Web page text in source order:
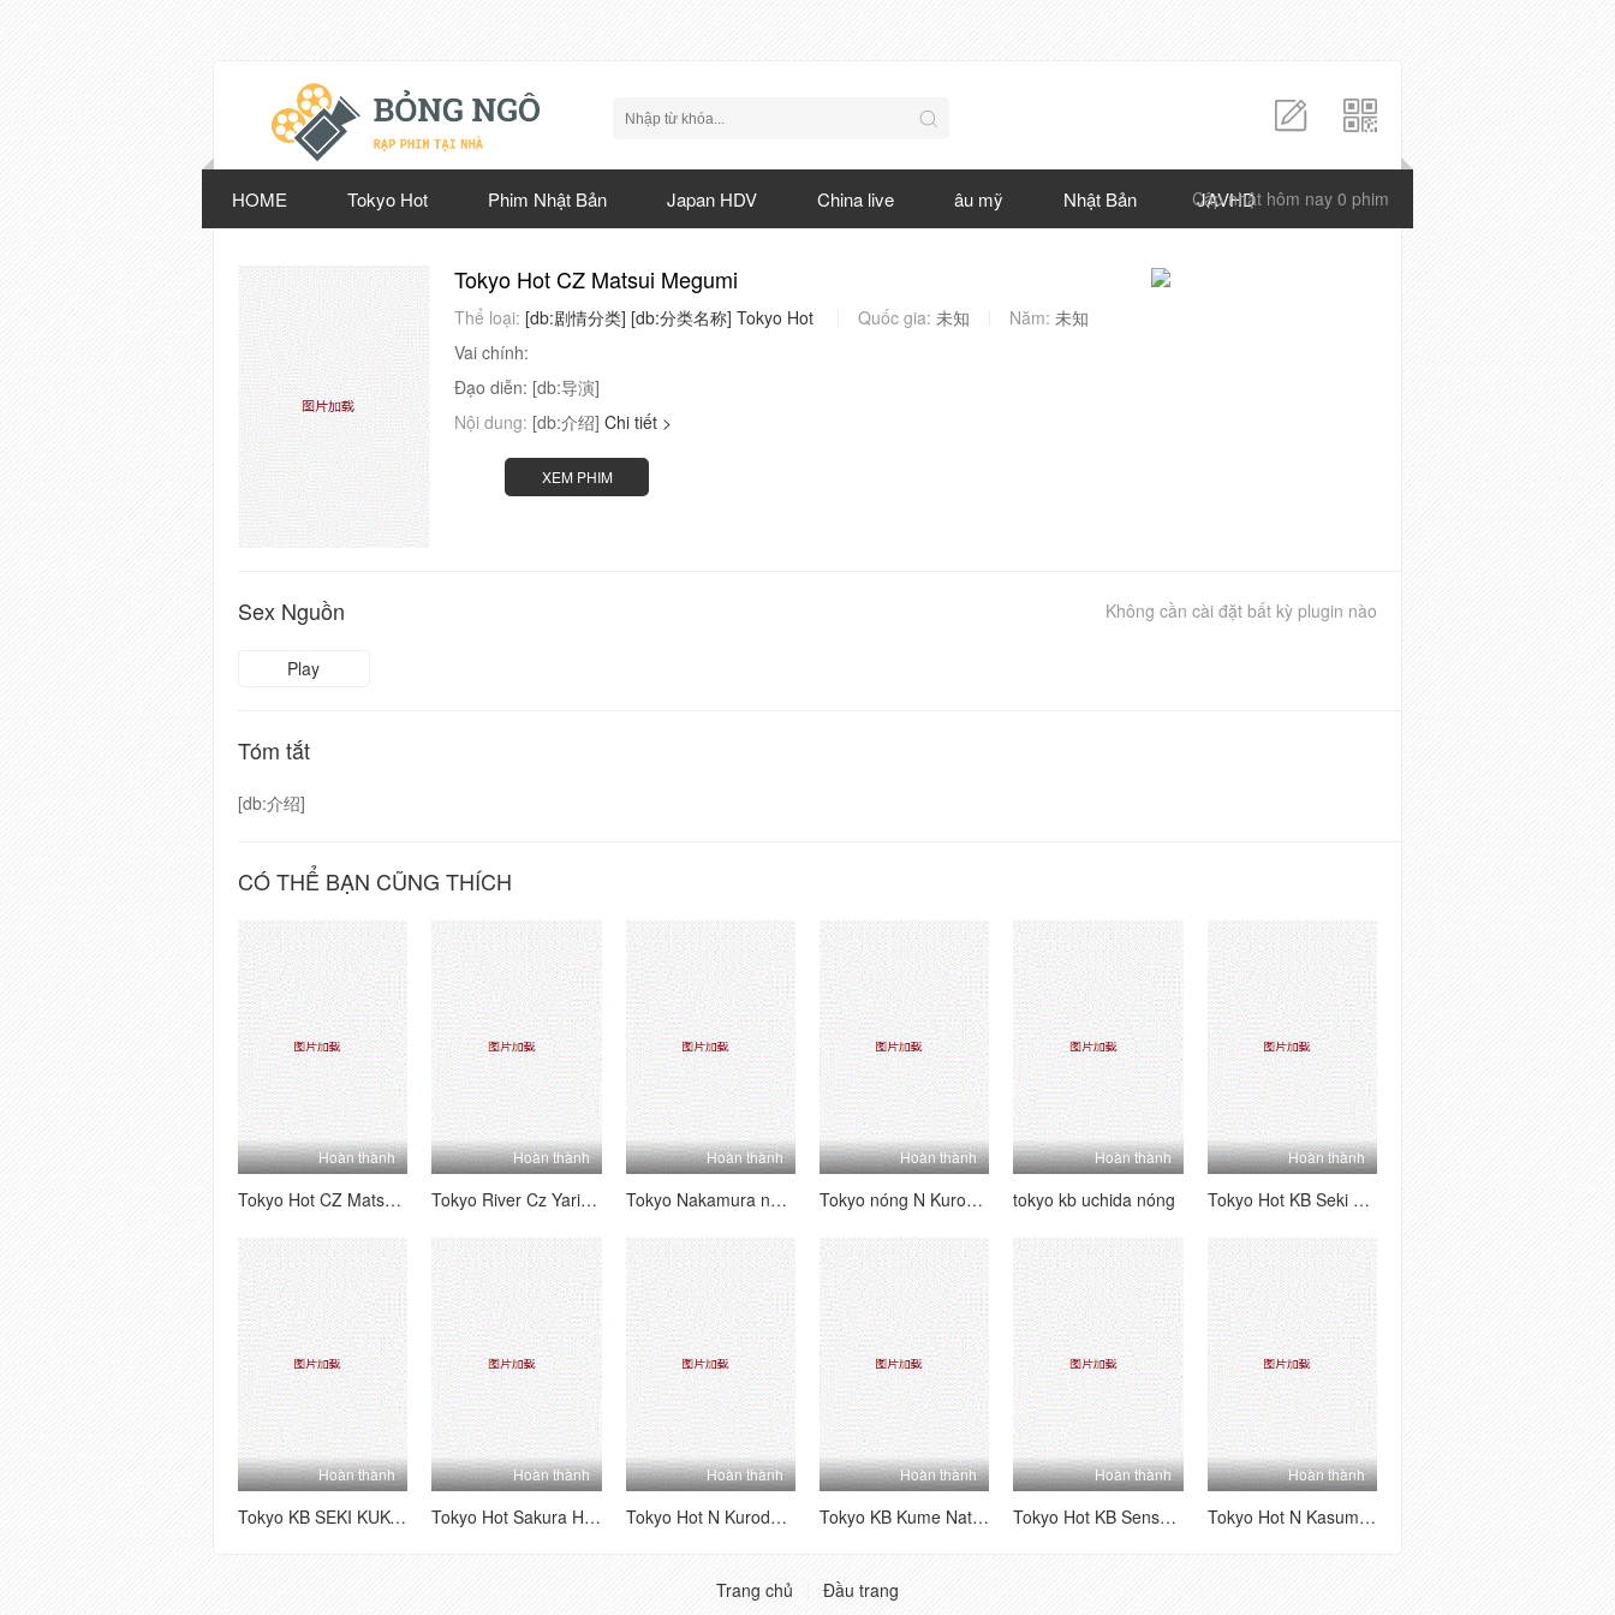
Cập nhật hôm nay 0 phim
HOME Tokyo Hot Phim Nhật Bản Japan HDV China live âu mỹ Nhật Bản JAVHD
Tokyo Hot CZ Matsui Megumi
Thể loại: [db:剧情分类] [db:分类名称] Tokyo Hot Quốc gia: 未知 Năm: 未知
Vai chính:
Đạo diễn: [db:导演]
Nội dung: [db:介绍] Chi tiết >
XEM PHIM
Không cần cài đặt bất kỳ plugin nào
Sex Nguồn
Play
Tóm tắt
[db:介绍]
CÓ THỂ BẠN CŨNG THÍCH
Hoàn thành
Tokyo Hot CZ Matsui Megumi
Hoàn thành
Tokyo River Cz Yari nóng bỏng cho Temple of Mengu Harami Aya
Hoàn thành
Tokyo Nakamura nóng
Hoàn thành
Tokyo nóng N Kuroda Mizuho Daman Daisuke Bangkan [Phần 1]
Hoàn thành
tokyo kb uchida nóng
Hoàn thành
Tokyo Hot KB Seki Sabi
Hoàn thành
Tokyo KB SEKI KUKO Đội Kimura.
Hoàn thành
Tokyo Hot Sakura Hira
Hoàn thành
Tokyo Hot N Kuroda Mizuho Daman Cộng tác phụ nữ 凌 編 編
Hoàn thành
Tokyo KB Kume Natsu
Hoàn thành
Tokyo Hot KB Sensei Chiho Team Kimura Jun
Hoàn thành
Tokyo Hot N Kasumi Kato, Yusuke Sakurai
Trang chủ
Đầu trang